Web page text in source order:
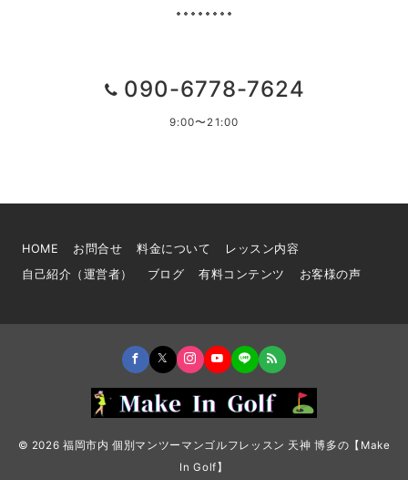
090-6778-7624
9:00〜21:00
HOME お問合せ 料金について
レッスン内容
自己紹介（運営者）
ブログ 有料コンテンツ お客様の声
© 2026 福岡市内 個別マンツーマンゴルフレッスン 天神 博多の【Make
In Golf】